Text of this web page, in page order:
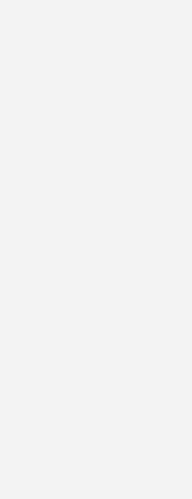
dem SBZ
von uns
gebündelt und